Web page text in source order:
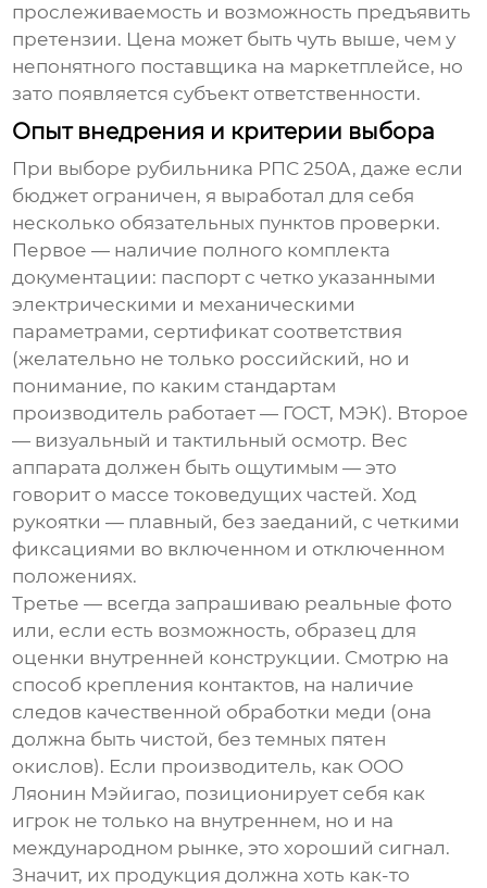
прослеживаемость и возможность предъявить
претензии. Цена может быть чуть выше, чем у
непонятного поставщика на маркетплейсе, но
зато появляется субъект ответственности.
Опыт внедрения и критерии выбора
При выборе рубильника РПС 250А, даже если
бюджет ограничен, я выработал для себя
несколько обязательных пунктов проверки.
Первое — наличие полного комплекта
документации: паспорт с четко указанными
электрическими и механическими
параметрами, сертификат соответствия
(желательно не только российский, но и
понимание, по каким стандартам
производитель работает — ГОСТ, МЭК). Второе
— визуальный и тактильный осмотр. Вес
аппарата должен быть ощутимым — это
говорит о массе токоведущих частей. Ход
рукоятки — плавный, без заеданий, с четкими
фиксациями во включенном и отключенном
положениях.
Третье — всегда запрашиваю реальные фото
или, если есть возможность, образец для
оценки внутренней конструкции. Смотрю на
способ крепления контактов, на наличие
следов качественной обработки меди (она
должна быть чистой, без темных пятен
окислов). Если производитель, как ООО
Ляонин Мэйигао, позиционирует себя как
игрок не только на внутреннем, но и на
международном рынке, это хороший сигнал.
Значит, их продукция должна хоть как-то